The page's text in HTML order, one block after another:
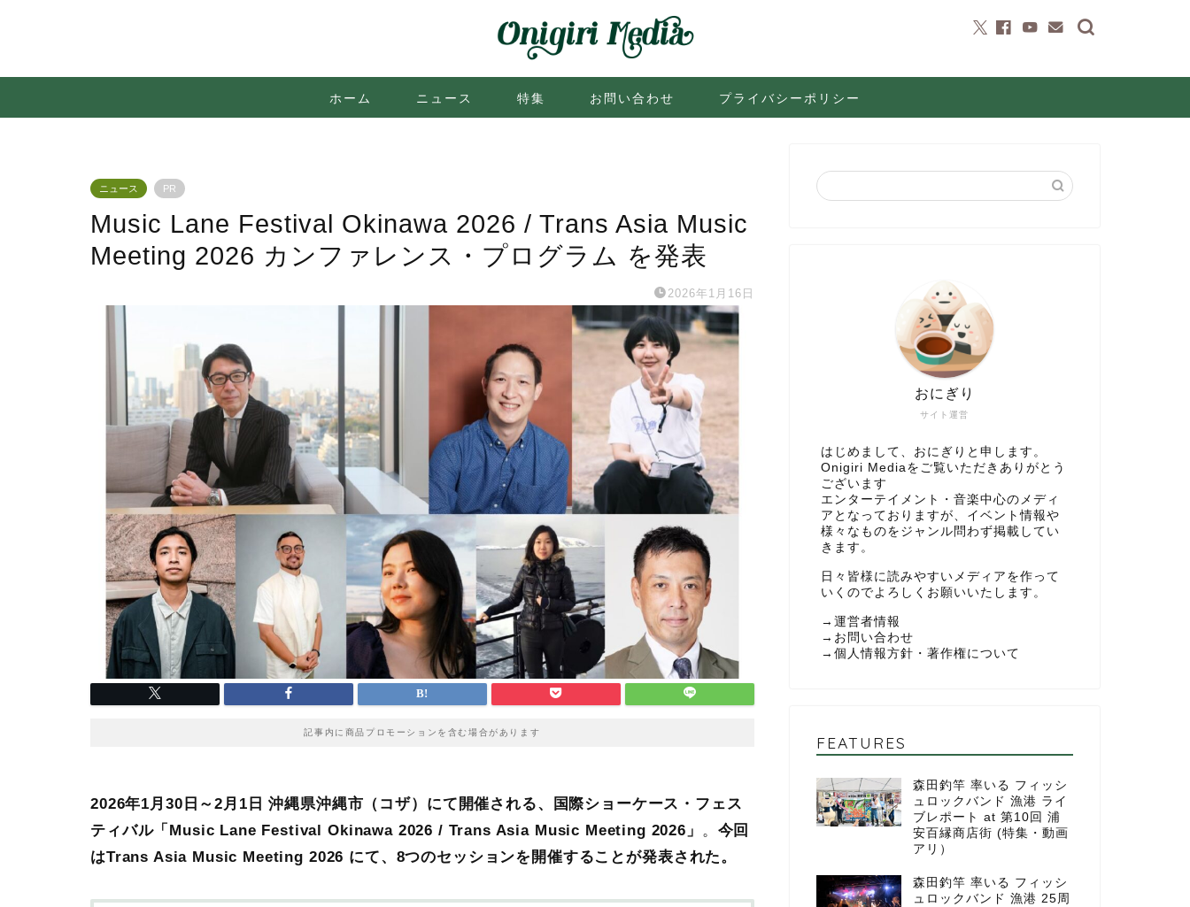
ホーム ニュース 特集 お問い合わせ プライバシーポリシー
ニュース PR
Music Lane Festival Okinawa 2026 / Trans Asia Music
Meeting 2026 カンファレンス・プログラム を発表
2026年1月16日
記事内に商品プロモーションを含む場合があります
2026年1月30日～2月1日 沖縄県沖縄市（コザ）にて開催される、国際ショーケース・フェス
ティバル「Music Lane Festival Okinawa 2026 / Trans Asia Music Meeting 2026」 。 今回
はTrans Asia Music Meeting 2026 にて、8つのセッションを開催することが発表された。
サイト運営
おにぎり
はじめまして、おにぎりと申します。
Onigiri Mediaをご覧いただきありがとう
ございます
エンターテイメント・音楽中心のメディ
アとなっておりますが、イベント情報や
様々なものをジャンル問わず掲載してい
きます。
日々皆様に読みやすいメディアを作って
いくのでよろしくお願いいたします。
→ 運営者情報
→ お問い合わせ
→ 個人情報方針・著作権について
FEATURES
森田釣竿 率いる フィッシ
ュロックバンド 漁港 ライ
ブレポート at 第10回 浦
安百縁商店街 (特集・動画
アリ）
森田釣竿 率いる フィッシ
ュロックバンド 漁港 25周